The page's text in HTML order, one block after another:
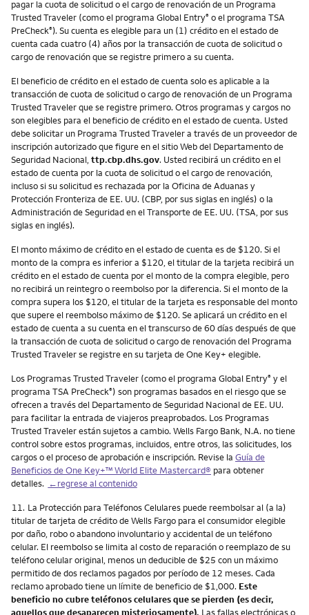
pagar la cuota de solicitud o el cargo de renovación de un Programa
Trusted Traveler (como el programa Global Entry® o el programa TSA
PreCheck®). Su cuenta es elegible para un (1) crédito en el estado de
cuenta cada cuatro (4) años por la transacción de cuota de solicitud o
cargo de renovación que se registre primero a su cuenta.
El beneficio de crédito en el estado de cuenta solo es aplicable a la
transacción de cuota de solicitud o cargo de renovación de un Programa
Trusted Traveler que se registre primero. Otros programas y cargos no
son elegibles para el beneficio de crédito en el estado de cuenta. Usted
debe solicitar un Programa Trusted Traveler a través de un proveedor de
inscripción autorizado que figure en el sitio Web del Departamento de
Seguridad Nacional, ttp.cbp.dhs.gov. Usted recibirá un crédito en el
estado de cuenta por la cuota de solicitud o el cargo de renovación,
incluso si su solicitud es rechazada por la Oficina de Aduanas y
Protección Fronteriza de EE. UU. (CBP, por sus siglas en inglés) o la
Administración de Seguridad en el Transporte de EE. UU. (TSA, por sus
siglas en inglés).
El monto máximo de crédito en el estado de cuenta es de $120. Si el
monto de la compra es inferior a $120, el titular de la tarjeta recibirá un
crédito en el estado de cuenta por el monto de la compra elegible, pero
no recibirá un reintegro o reembolso por la diferencia. Si el monto de la
compra supera los $120, el titular de la tarjeta es responsable del monto
que supere el reembolso máximo de $120. Se aplicará un crédito en el
estado de cuenta a su cuenta en el transcurso de 60 días después de que
la transacción de cuota de solicitud o cargo de renovación del Programa
Trusted Traveler se registre en su tarjeta de One Key+ elegible.
Los Programas Trusted Traveler (como el programa Global Entry® y el
programa TSA PreCheck®) son programas basados en el riesgo que se
ofrecen a través del Departamento de Seguridad Nacional de EE. UU.
para facilitar la entrada de viajeros preaprobados. Los Programas
Trusted Traveler están sujetos a cambio. Wells Fargo Bank, N.A. no tiene
control sobre estos programas, incluidos, entre otros, las solicitudes, los
cargos o el proceso de aprobación e inscripción. Revise la Guía de
Beneficios de One Key+™ World Elite Mastercard® para obtener
detalles. ←regrese al contenido
Nota
11. La Protección para Teléfonos Celulares puede reembolsar al (a la)
titular de tarjeta de crédito de Wells Fargo para el consumidor elegible
por daño, robo o abandono involuntario y accidental de un teléfono
celular. El reembolso se limita al costo de reparación o reemplazo de su
teléfono celular original, menos un deducible de $25 con un máximo
permitido de dos reclamos pagados por período de 12 meses. Cada
reclamo aprobado tiene un límite de beneficio de $1,000. Este
beneficio no cubre teléfonos celulares que se pierden (es decir,
aquellos que desaparecen misteriosamente). Las fallas electrónicas o